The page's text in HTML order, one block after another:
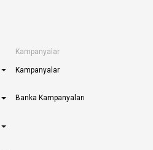
Kampanyalar
Kampanyalar
Banka Kampanyaları